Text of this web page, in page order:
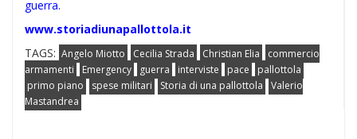
guerra.
www.storiadiunapallottola.it
TAGS: Angelo Miotto Cecilia Strada Christian Elia
commercio
armamenti
Emergency guerra interviste pace
pallottola
primo piano
spese militari Storia di una pallottola
Valerio
Mastandrea